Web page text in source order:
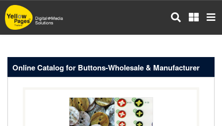
Skip
to
main
Online Catalog for Buttons-Wholesale & Manufacturer